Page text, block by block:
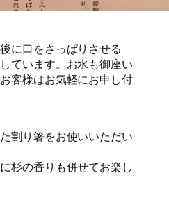
に口をさっぱりさせる
ています。お水も御座い
客様はお気軽にお申し付
割り箸をお使いいただい
杉の香りも併せてお楽し